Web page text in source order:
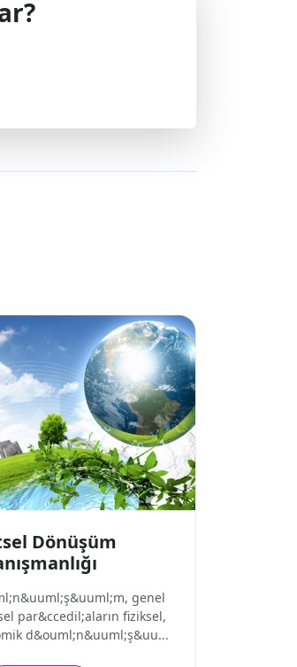
Dönüşüm
genel
par&ccedil;aların fiziksel,
d&ouml;n&uuml;ş&uu...